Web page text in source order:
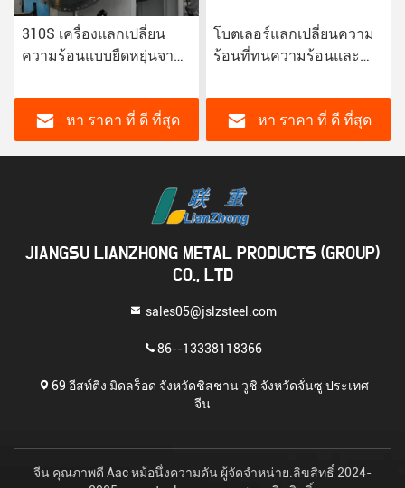
310S เครื่องแลกเปลี่ยน
ความร้อนแบบยืดหยุ่นจาก
กระบวนการแลกเปลี่ยน
ความร้อนทั้งหมด
หา ราคา ที่ ดี ที่สุด
โบตเลอร์แลกเปลี่ยนความ
ร้อนที่ทนความร้อนและ
ผลิตสารเคมี
หา ราคา ที่ ดี ที่สุด
JIANGSU LIANZHONG METAL PRODUCTS (GROUP)
CO., LTD
sales05@jslzsteel.com
86--13338118366
69 อีสท์ติง มิดลร็อด จังหวัดชิสชาน วูชิ จังหวัดจั่นซู ประเทศ
จีน
จีน คุณภาพดี Aac หม้อนึ่งความดัน ผู้จัดจําหน่าย.ลิขสิทธิ์ 2024-